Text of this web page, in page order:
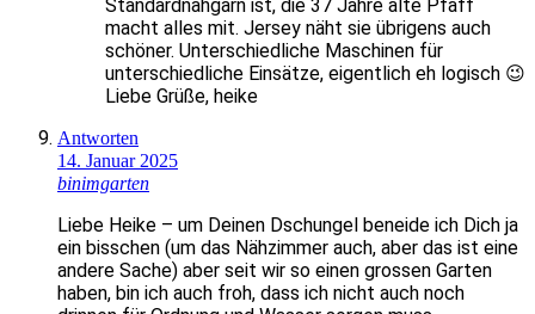
Standardnähgarn ist, die 37 Jahre alte Pfaff
macht alles mit. Jersey näht sie übrigens auch
schöner. Unterschiedliche Maschinen für
unterschiedliche Einsätze, eigentlich eh logisch 😉
Liebe Grüße, heike
Antworten
14. Januar 2025
binimgarten
Liebe Heike – um Deinen Dschungel beneide ich Dich ja
ein bisschen (um das Nähzimmer auch, aber das ist eine
andere Sache) aber seit wir so einen grossen Garten
haben, bin ich auch froh, dass ich nicht auch noch